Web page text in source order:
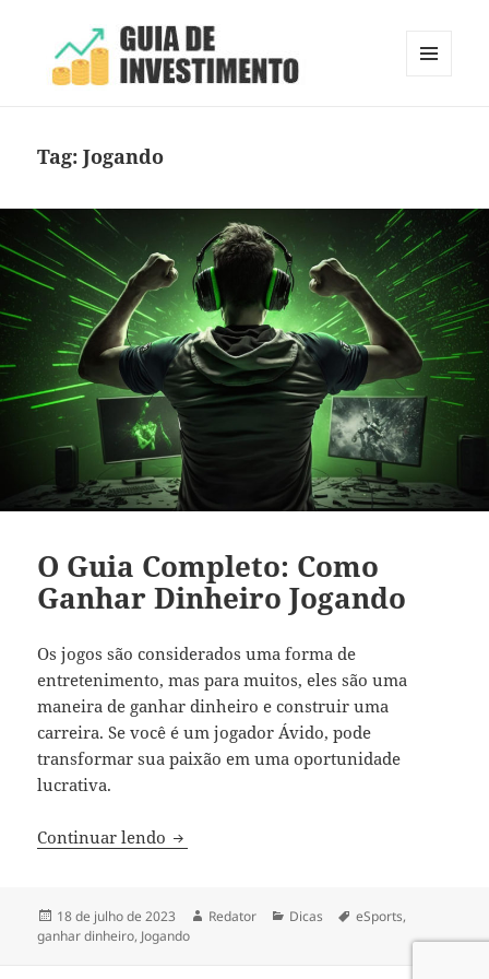
Tag:Jogando
O Guia Completo: Como
Ganhar Dinheiro Jogando
Os jogos são considerados uma forma de
entretenimento, mas para muitos, eles são uma
maneira de ganhar dinheiro e construir uma
carreira. Se você é um jogador Ávido, pode
transformar sua paixão em uma oportunidade
lucrativa.
Continuar lendo O Guia Completo: Como Ganhar
Publicado
em
18 de julho de 2023 Autor
Redator Categorias
Dicas Tags
eSports,
ganhar dinheiro, Jogando